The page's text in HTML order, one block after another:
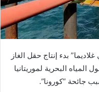
بدء إنتاج حقل الغاز
البحرية لموريتانيا